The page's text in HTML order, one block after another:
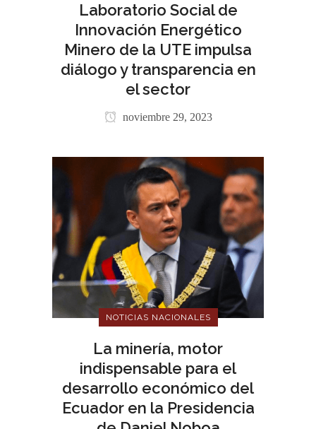
Laboratorio Social de
Innovación Energético
Minero de la UTE impulsa
diálogo y transparencia en
el sector
noviembre 29, 2023
NOTICIAS NACIONALES
La minería, motor
indispensable para el
desarrollo económico del
Ecuador en la Presidencia